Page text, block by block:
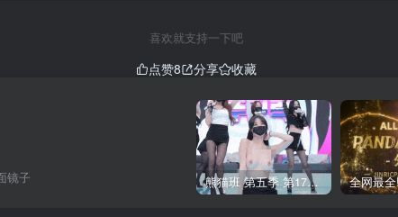
喜欢就支持一下吧
点赞8 分享 收藏
镜子 熊猫班 第五季 第17期 最终职级赛&完结